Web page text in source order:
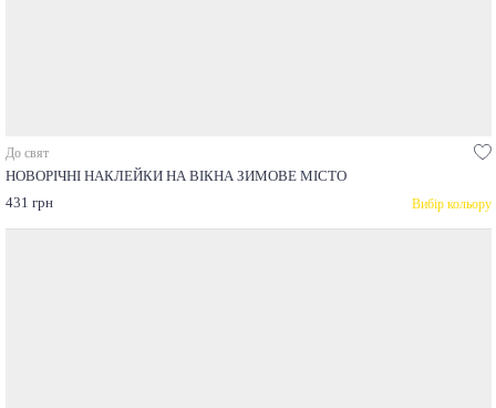
До свят
НОВОРІЧНІ НАКЛЕЙКИ НА ВІКНА ЗИМОВЕ МІСТО
431 грн
Вибір кольору